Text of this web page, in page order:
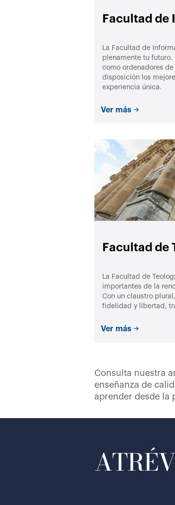
Facultad de
La Facultad de
plenamente tu futuro.
como ordenadores
disposición los
experiencia única.
Ver más
Facultad de
La Facultad de
importantes de la
Con un claustro
fidelidad y libertad,
Ver más
Consulta nuestra
enseñanza de
aprender desde la